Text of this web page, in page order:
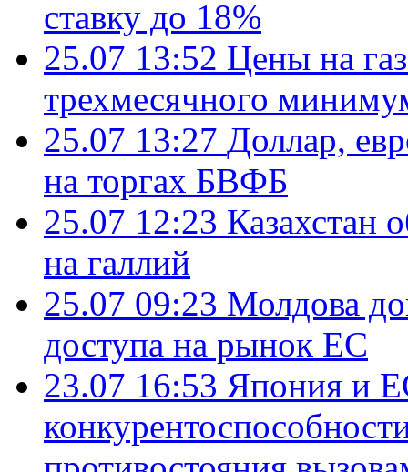
ставку до 18%
25.07 13:52 Цены на
трехмесячного
25.07 13:27 Доллар,
на торгах БВФБ
25.07 12:23 Казахстан
на галлий
25.07 09:23 Молдова
доступа на рынок ЕС
23.07 16:53 Япония и